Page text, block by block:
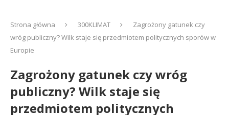
Strona główna 300KLIMAT
Zagrożony gatunek czy
wróg publiczny? Wilk staje się przedmiotem politycznych sporów w
Europie
Zagrożony gatunek czy wróg
publiczny? Wilk staje się
przedmiotem politycznych